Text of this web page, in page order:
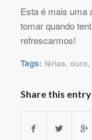
Esta é mais uma
tomar quando
refrescarmos!
Tags: férias, ouro,
Share this entry